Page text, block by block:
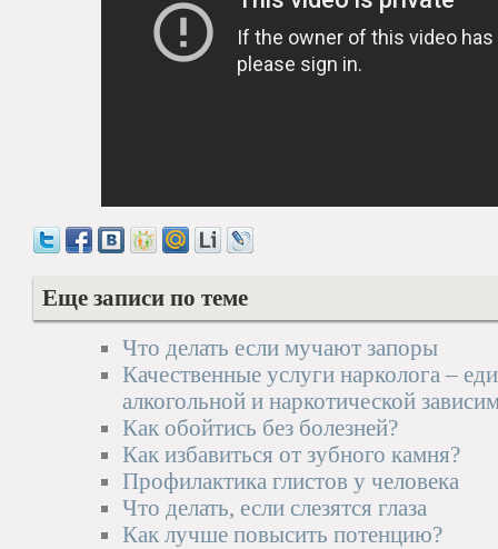
Еще записи по теме
Что делать если мучают запоры
Качественные услуги нарколога –
алкогольной и наркотической
Как обойтись без болезней?
Как избавиться от зубного камня?
Профилактика глистов у человека
Что делать, если слезятся глаза
Как лучше повысить потенцию?